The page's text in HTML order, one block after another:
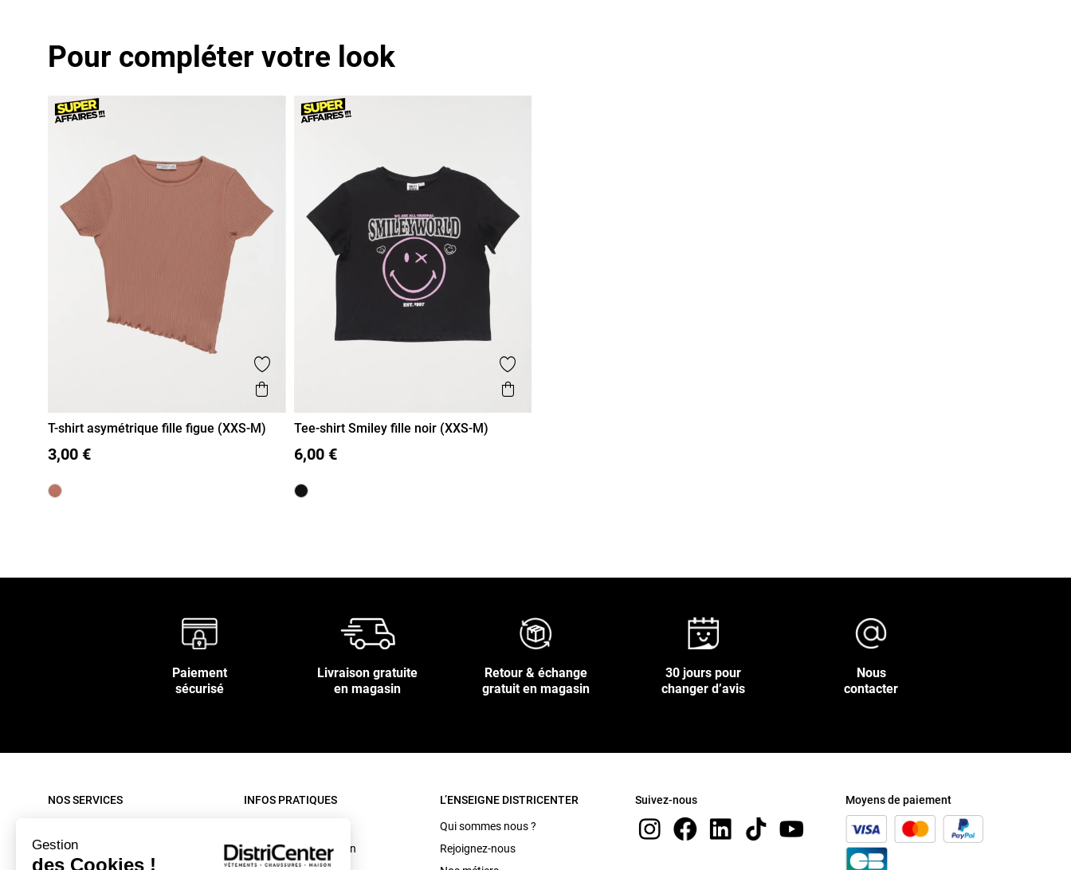
Gestion
des Cookies !
Pour compléter votre look
Ajouter aux favoris
Aperçu rapide
XXS/12A
T-shirt asymétrique fille figue (XXS-M)
3,00 €
Ajouter aux favoris
Aperçu rapide
XXS/12A
Tee-shirt Smiley fille noir (XXS-M)
6,00 €
Paiement
sécurisé
Livraison gratuite
en magasin
Retour & échange
gratuit en magasin
30 jours pour
changer d’avis
Nous
contacter
NOS SERVICES
Nos livraisons
INFOS PRATIQUES
Conditions d'utilisation
L’ENSEIGNE DISTRICENTER
Qui sommes nous ?
Rejoignez-nous
Suivez-nous Moyens de paiement